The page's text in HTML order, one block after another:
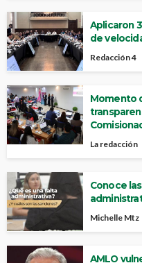
Aplicaron
de
Redacción 4
Momento
La redacción
Conoce
Michelle Mtz
AMLO